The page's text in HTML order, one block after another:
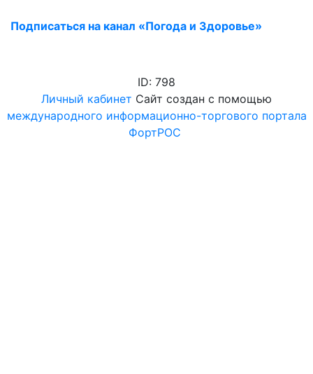
Подписаться на канал «Погода и Здоровье»
ID: 798
Личный кабинет Сайт создан с помощью
международного информационно-торгового портала
ФортРОС